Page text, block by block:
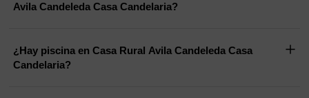
Avila Candeleda Casa Candelaria?
¿Hay piscina en Casa Rural Avila Candeleda Casa
Candelaria?